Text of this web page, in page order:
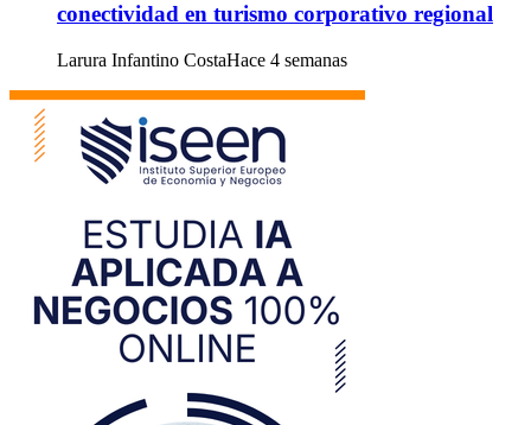
conectividad en turismo corporativo regional
Larura Infantino CostaHace 4 semanas